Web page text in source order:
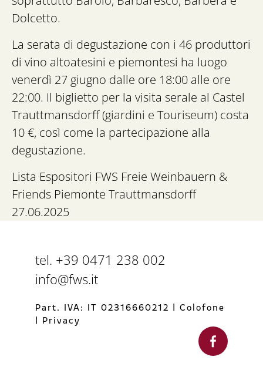
Dolcetto.
La serata di degustazione con i 46 produttori
di vino altoatesini e piemontesi ha luogo
venerdì 27 giugno dalle ore 18:00 alle ore
22:00. Il biglietto per la visita serale al Castel
Trauttmansdorff (giardini e Touriseum) costa
10 €, così come la partecipazione alla
degustazione.
Lista Espositori FWS Freie Weinbauern &
Friends Piemonte Trauttmansdorff
27.06.2025
tel. +39 0471 238 002
info@fws.it
Part. IVA: IT 02316660212 | Colofone
| Privacy